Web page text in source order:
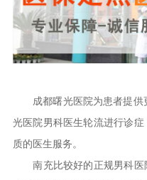
成都曙光医院为患者提供
光医院男科医生轮流进行诊
质的医生服务。
南充比较好的正规男科医